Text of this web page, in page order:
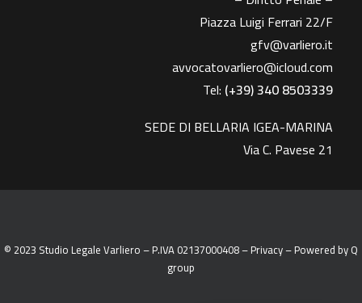
Piazza Luigi Ferrari 22/F
gfv@varliero.it
avvocatovarliero@icloud.com
Tel: (+39) 340 8503339
SEDE DI BELLARIA IGEA-MARINA
Via C. Pavese 21
© 2023 Studio Legale Varliero – P.IVA 02137000408 –Privacy– Powered byQ
group